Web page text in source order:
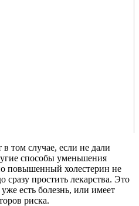
том случае, если не дали
способы уменьшения
повышенный холестерин не
сразу простить лекарства. Это
есть болезнь, или имеет
риска.